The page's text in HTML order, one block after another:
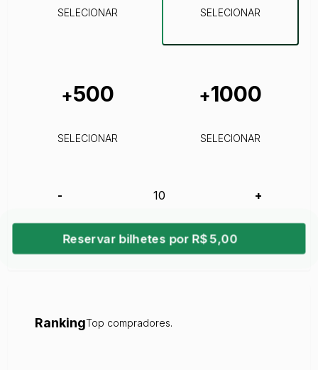
SELECIONAR SELECIONAR
+500
SELECIONAR
+1000
SELECIONAR
- +
Reservar bilhetes por R$ 5,00
RankingTop compradores.